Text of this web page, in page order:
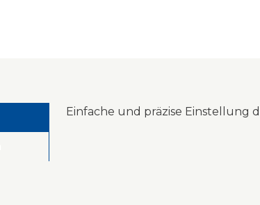
Einfache und präzise Einstellung